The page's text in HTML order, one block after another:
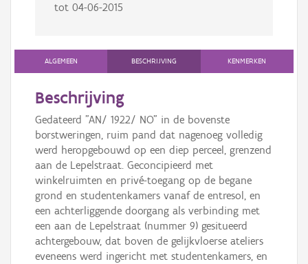
tot 04-06-2015
ALGEMEEN BESCHRIJVING KENMERKEN
Beschrijving
Gedateerd "AN/ 1922/ NO" in de bovenste
borstweringen, ruim pand dat nagenoeg volledig
werd heropgebouwd op een diep perceel, grenzend
aan de Lepelstraat. Geconcipieerd met
winkelruimten en privé-toegang op de begane
grond en studentenkamers vanaf de entresol, en
een achterliggende doorgang als verbinding met
een aan de Lepelstraat (nummer 9) gesitueerd
achtergebouw, dat boven de gelijkvloerse ateliers
eveneens werd ingericht met studentenkamers, en